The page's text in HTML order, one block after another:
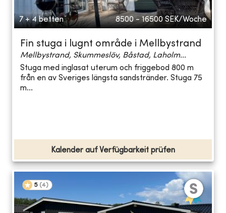
7 + 4 betten 8500 - 16500 SEK/Woche
Fin stuga i lugnt område i Mellbystrand
Mellbystrand, Skummeslöv, Båstad, Laholm...
Stuga med inglasat uterum och friggebod 800 m
från en av Sveriges längsta sandstränder. Stuga 75
m...
Kalender auf Verfügbarkeit prüfen
5 (4)